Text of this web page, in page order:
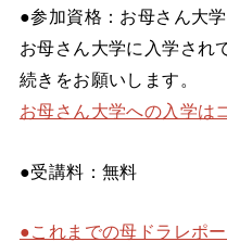
●参加資格：お母さん大
お母さん大学に入学され
続きをお願いします。
お母さん大学への入学は
●受講料：無料
●これまでの母ドラレポー